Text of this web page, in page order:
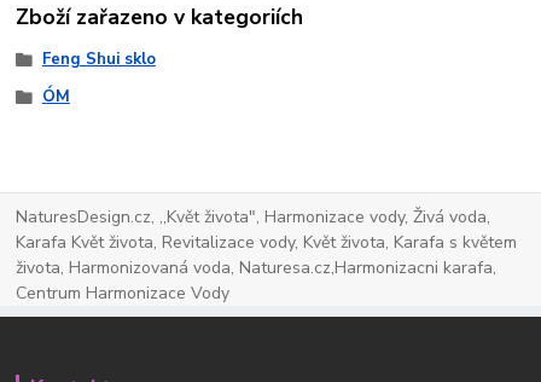
Zboží zařazeno v kategoriích
Feng Shui sklo
ÓM
NaturesDesign.cz, ,,Květ života", Harmonizace vody, Živá voda,
Karafa Květ života, Revitalizace vody, Květ života, Karafa s květem
života, Harmonizovaná voda, Naturesa.cz,Harmonizacni karafa,
Centrum Harmonizace Vody